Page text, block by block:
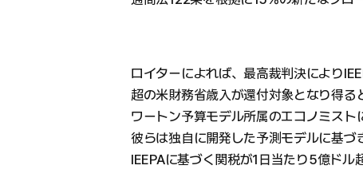
ロイターによれば、最高裁判決により
超の米財務省歳入が還付対象となり得る
ワートン予算モデル所属のエコノミスト
彼らは独自に開発した予測モデルに基づ
IEEPAに基づく関税が1日当たり5億ドル